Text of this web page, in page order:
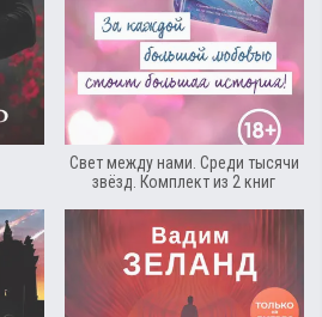
Свет между нами. Среди тысячи
звёзд. Комплект из 2 книг